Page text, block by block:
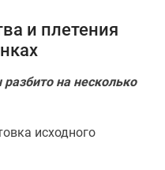
и плетения
на несколько
исходного